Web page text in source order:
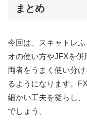
まとめ
今回は、スキャトレ
オの使い方やJFXを併
両者をうまく使い分
るようになります。
細かい工夫を凝らし
でしょう。